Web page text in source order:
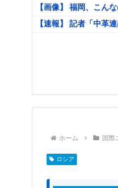
【画像】 福岡、こん
【速報】 記者「中革
ホーム 国際
ロシア